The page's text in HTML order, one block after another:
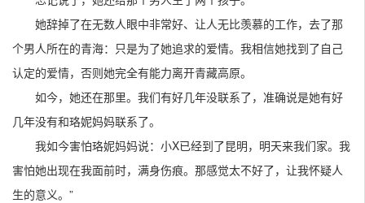
她辞掉了在无数人眼中非常好、让人无比羡慕的工作，去了那
个男人所在的青海：只是为了她追求的爱情。我相信她找到了自己
认定的爱情，否则她完全有能力离开青藏高原。
如今，她还在那里。我们有好几年没联系了，准确说是她有好
几年没有和珞妮妈妈联系了。
我如今害怕珞妮妈妈说：小X已经到了昆明，明天来我们家。我
害怕她出现在我面前时，满身伤痕。那感觉太不好了，让我怀疑人
生的意义。”